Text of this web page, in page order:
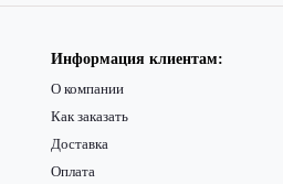
Информация клиентам:
О компании
Как заказать
Доставка
Оплата